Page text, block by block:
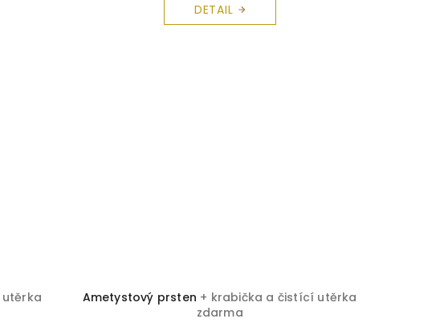
DETAIL
Ametystový prsten + krabička a čistící utěrka
zdarma